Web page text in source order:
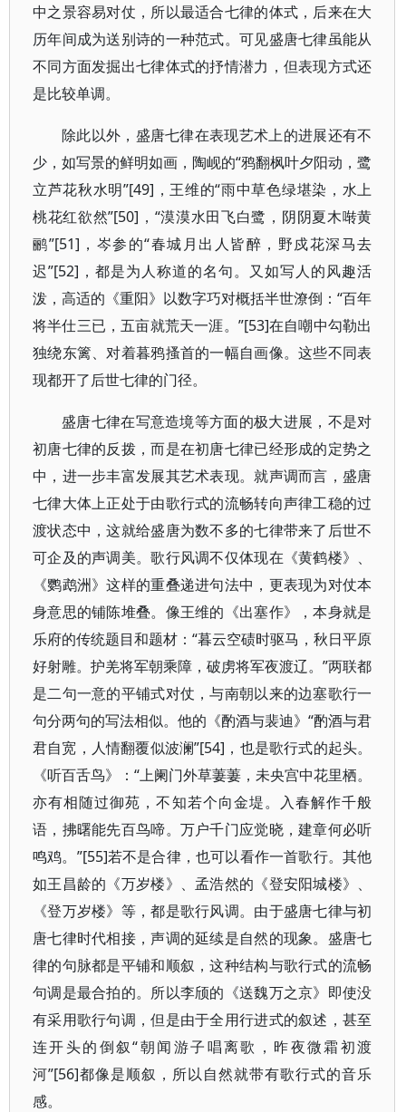
中之景容易对仗，所以最适合七律的体式，后来在大
历年间成为送别诗的一种范式。可见盛唐七律虽能从
不同方面发掘出七律体式的抒情潜力，但表现方式还
是比较单调。
除此以外，盛唐七律在表现艺术上的进展还有不
少，如写景的鲜明如画，陶岘的“鸦翻枫叶夕阳动，鹭
立芦花秋水明”[49]，王维的“雨中草色绿堪染，水上
桃花红欲然”[50]，“漠漠水田飞白鹭，阴阴夏木啭黄
鹂”[51]，岑参的“春城月出人皆醉，野戍花深马去
迟”[52]，都是为人称道的名句。又如写人的风趣活
泼，高适的《重阳》以数字巧对概括半世潦倒：“百年
将半仕三已，五亩就荒天一涯。”[53]在自嘲中勾勒出
独绕东篱、对着暮鸦搔首的一幅自画像。这些不同表
现都开了后世七律的门径。
盛唐七律在写意造境等方面的极大进展，不是对
初唐七律的反拨，而是在初唐七律已经形成的定势之
中，进一步丰富发展其艺术表现。就声调而言，盛唐
七律大体上正处于由歌行式的流畅转向声律工稳的过
渡状态中，这就给盛唐为数不多的七律带来了后世不
可企及的声调美。歌行风调不仅体现在《黄鹤楼》、
《鹦鹉洲》这样的重叠递进句法中，更表现为对仗本
身意思的铺陈堆叠。像王维的《出塞作》，本身就是
乐府的传统题目和题材：“暮云空碛时驱马，秋日平原
好射雕。护羌将军朝乘障，破虏将军夜渡辽。”两联都
是二句一意的平铺式对仗，与南朝以来的边塞歌行一
句分两句的写法相似。他的《酌酒与裴迪》“酌酒与君
君自宽，人情翻覆似波澜”[54]，也是歌行式的起头。
《听百舌鸟》：“上阑门外草萋萋，未央宫中花里栖。
亦有相随过御苑，不知若个向金堤。入春解作千般
语，拂曙能先百鸟啼。万户千门应觉晓，建章何必听
鸣鸡。”[55]若不是合律，也可以看作一首歌行。其他
如王昌龄的《万岁楼》、孟浩然的《登安阳城楼》、
《登万岁楼》等，都是歌行风调。由于盛唐七律与初
唐七律时代相接，声调的延续是自然的现象。盛唐七
律的句脉都是平铺和顺叙，这种结构与歌行式的流畅
句调是最合拍的。所以李颀的《送魏万之京》即使没
有采用歌行句调，但是由于全用行进式的叙述，甚至
连开头的倒叙“朝闻游子唱离歌，昨夜微霜初渡
河”[56]都像是顺叙，所以自然就带有歌行式的音乐
感。